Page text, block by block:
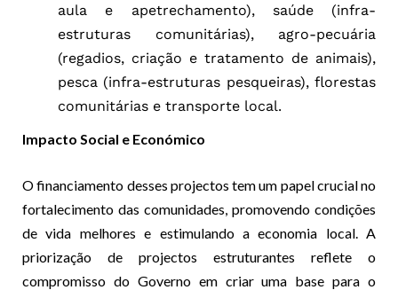
aula e apetrechamento), saúde (infra-
estruturas comunitárias), agro-pecuária
(regadios, criação e tratamento de animais),
pesca (infra-estruturas pesqueiras), florestas
comunitárias e transporte local.
Impacto Social e Económico
O financiamento desses projectos tem um papel crucial no
fortalecimento das comunidades, promovendo condições
de vida melhores e estimulando a economia local. A
priorização de projectos estruturantes reflete o
compromisso do Governo em criar uma base para o